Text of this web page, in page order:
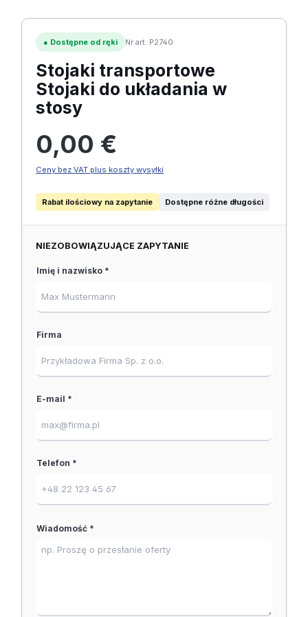
● Dostępne od ręki Nr art. P2740
Stojaki transportowe
Stojaki do układania w
stosy
0,00 €
Ceny bez VAT plus koszty wysyłki
Rabat ilościowy na zapytanie Dostępne różne długości
NIEZOBOWIĄZUJĄCE ZAPYTANIE
Imię i nazwisko *
Firma
E-mail *
Telefon *
Wiadomość *